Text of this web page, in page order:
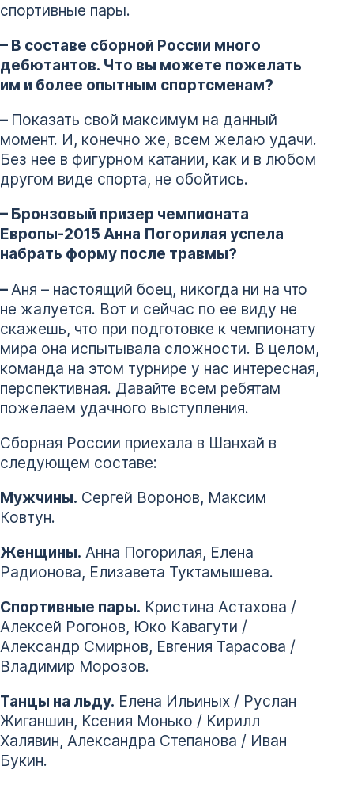
спортивные пары.
– В составе сборной России много
дебютантов. Что вы можете пожелать
им и более опытным спортсменам?
– Показать свой максимум на данный
момент. И, конечно же, всем желаю удачи.
Без нее в фигурном катании, как и в любом
другом виде спорта, не обойтись.
– Бронзовый призер чемпионата
Европы-2015 Анна Погорилая успела
набрать форму после травмы?
– Аня – настоящий боец, никогда ни на что
не жалуется. Вот и сейчас по ее виду не
скажешь, что при подготовке к чемпионату
мира она испытывала сложности. В целом,
команда на этом турнире у нас интересная,
перспективная. Давайте всем ребятам
пожелаем удачного выступления.
Сборная России приехала в Шанхай в
следующем составе:
Мужчины. Сергей Воронов, Максим
Ковтун.
Женщины. Анна Погорилая, Елена
Радионова, Елизавета Туктамышева.
Спортивные пары. Кристина Астахова /
Алексей Рогонов, Юко Кавагути /
Александр Смирнов, Евгения Тарасова /
Владимир Морозов.
Танцы на льду. Елена Ильиных / Руслан
Жиганшин, Ксения Монько / Кирилл
Халявин, Александра Степанова / Иван
Букин.